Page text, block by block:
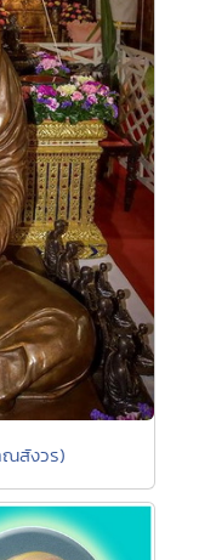
สังวร)